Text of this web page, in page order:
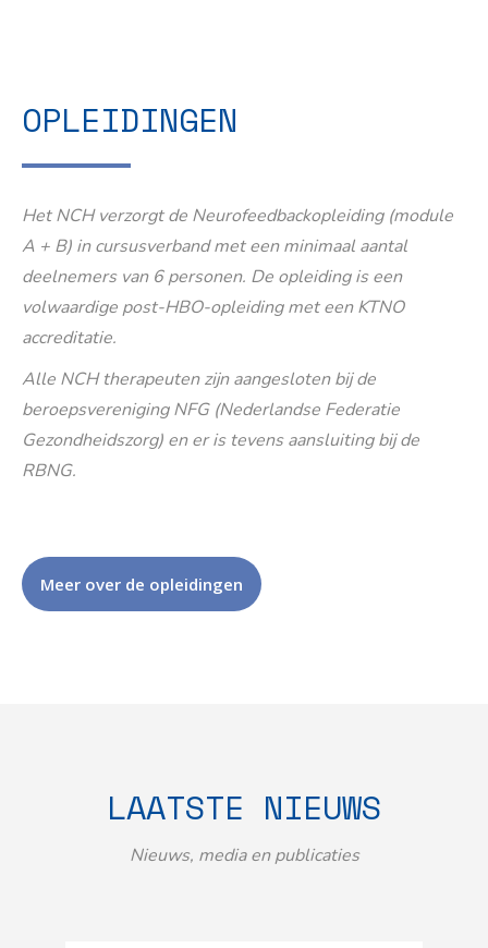
OPLEIDINGEN
Het NCH verzorgt de Neurofeedbackopleiding (module
A + B) in cursusverband met een minimaal aantal
deelnemers van 6 personen. De opleiding is een
volwaardige post-HBO-opleiding met een KTNO
accreditatie.
Alle NCH therapeuten zijn aangesloten bij de
beroepsvereniging NFG (Nederlandse Federatie
Gezondheidszorg) en er is tevens aansluiting bij de
RBNG.
Meer over de opleidingen
LAATSTE NIEUWS
Nieuws, media en publicaties